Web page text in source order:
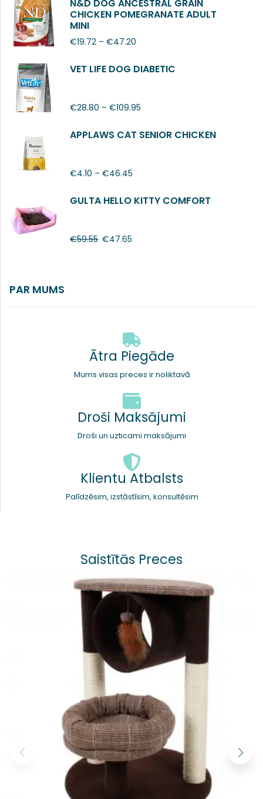
N&D DOG ANCESTRAL GRAIN
CHICKEN POMEGRANATE ADULT
MINI
€19.72 – €47.20
VET LIFE DOG DIABETIC
€28.80 – €109.95
APPLAWS CAT SENIOR CHICKEN
€4.10 – €46.45
GULTA HELLO KITTY COMFORT
€59.55 €47.65
PAR MUMS
Ātra Piegāde
Mums visas preces ir noliktavā
Droši Maksājumi
Droši un uzticami maksājumi
Klientu Atbalsts
Palīdzēsim, izstāstīsim, konsultēsim
Saistītās Preces